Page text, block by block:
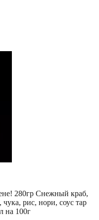
280гр Снежный краб,
рис, нори, соус тар
на 100г